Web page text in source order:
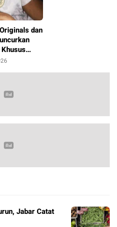
dan
Dunia
Jabar Catat